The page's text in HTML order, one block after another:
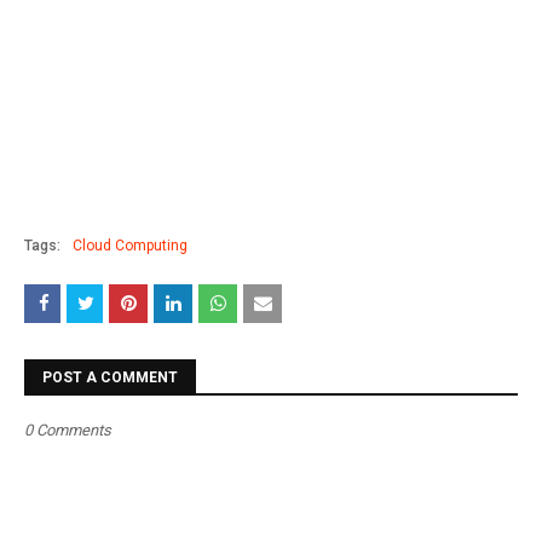
Tags: Cloud Computing
POST A COMMENT
0 Comments